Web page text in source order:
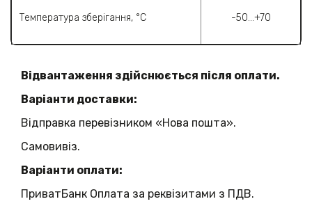
Температура зберігання, °C -50…+70
Відвантаження здійснюється після оплати.
Варіанти доставки:
Відправка перевізником «Нова пошта».
Самовивіз.
Варіанти оплати:
ПриватБанк Оплата за реквізитами з ПДВ.